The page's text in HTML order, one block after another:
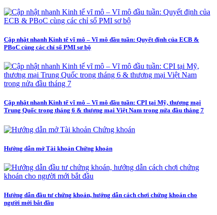
Cập nhật nhanh Kinh tế vĩ mô – Vĩ mô đầu tuần: Quyết định của ECB &
PBoC cùng các chỉ số PMI sơ bộ
Cập nhật nhanh Kinh tế vĩ mô – Vĩ mô đầu tuần: CPI tại Mỹ, thương mại
Trung Quốc trong tháng 6 & thương mại Việt Nam trong nửa đầu tháng 7
Hướng dẫn mở Tài khoản Chứng khoán
Hướng dẫn đầu tư chứng khoán, hướng dẫn cách chơi chứng khoán cho
người mới bắt đầu